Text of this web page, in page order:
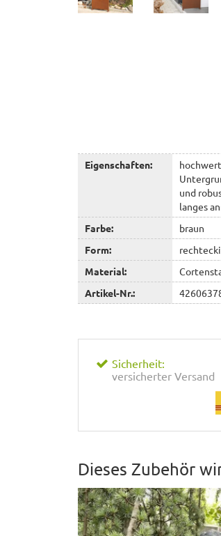
Eigenschaften:
und
langes
Farbe:
braun
Form:
Material:
Artikel-Nr.:
Sicherheit:
versicherter Versand
Dieses Zubehör